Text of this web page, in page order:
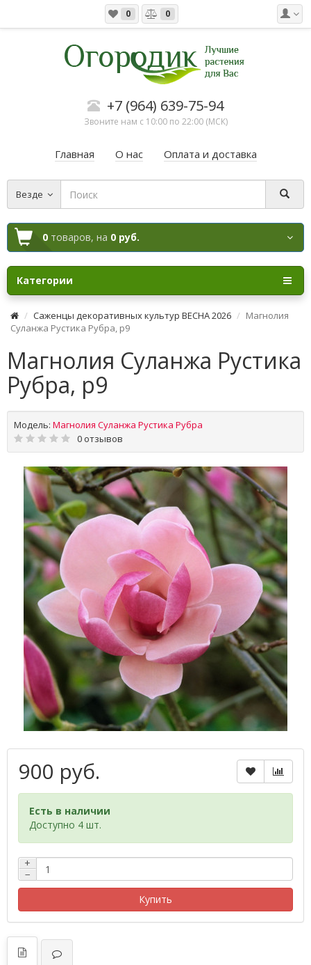
0 0
+7 (964) 639-75-94
Звоните нам с 10:00 по 22:00 (МСК)
Главная О нас Оплата и доставка
Везде
0 товаров, на 0 руб.
Категории
Саженцы декоративных культур ВЕСНА 2026
Магнолия
Суланжа Рустика Рубра, р9
Магнолия Суланжа Рустика
Рубра, р9
Модель: Магнолия Суланжа Рустика Рубра
0 отзывов
900 руб.
Есть в наличии
Доступно 4 шт.
+
−
Купить